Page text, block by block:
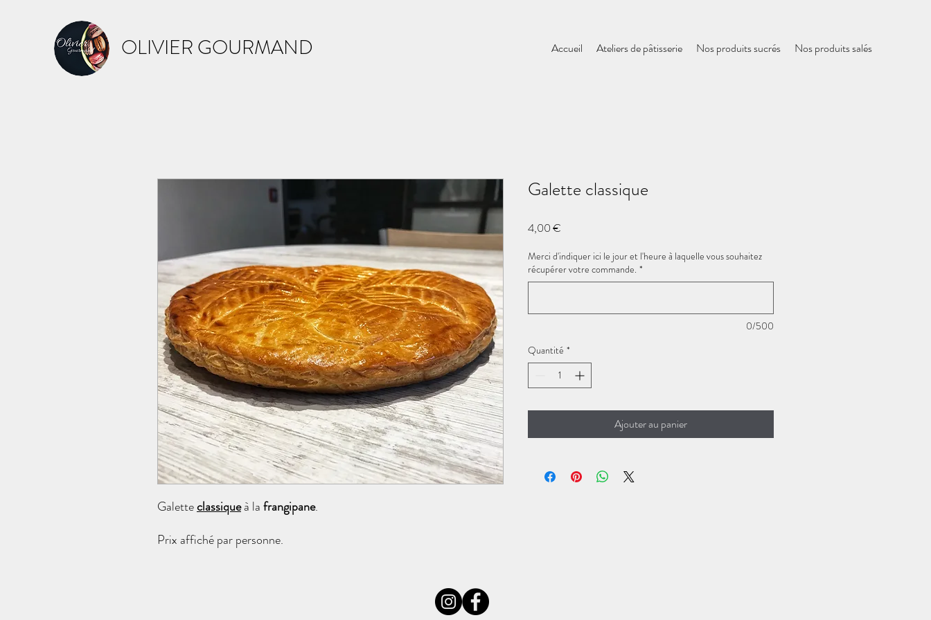
OLIVIER GOURMAND Accueil Ateliers de pâtisserie Nos produits sucrés Nos produits salés
Galetteclassiqueà lafrangipane.
Prix affiché par personne.
Galette classique
4,00 €
Merci d'indiquer ici le jour et l'heure à laquelle vous souhaitez
récupérer votre commande. *
0/500
Quantité *
Ajouter au panier